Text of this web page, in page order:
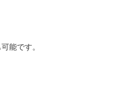
能です。